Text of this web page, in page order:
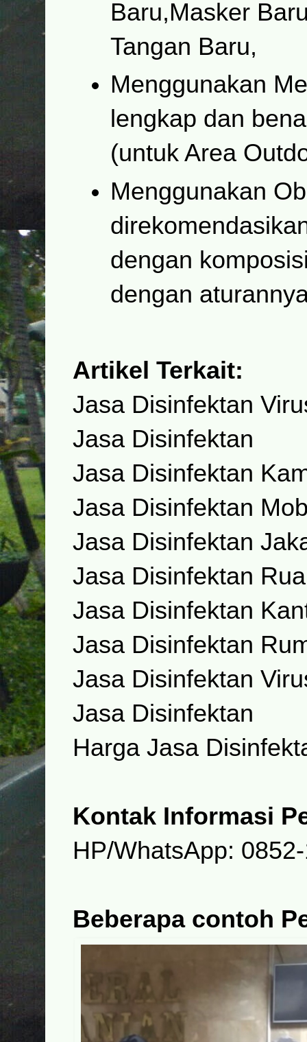
Baru,Masker
Tangan Baru,
Menggunakan
lengkap dan
(untuk Area
Menggunakan
dengan
dengan
Artikel Terkait:
Jasa Disinfektan
Jasa Disinfektan
Jasa Disinfektan
Jasa Disinfektan
Jasa Disinfektan
Jasa Disinfektan
Jasa Disinfektan
Jasa Disinfektan
Jasa Disinfektan
Jasa Disinfektan
Harga Jasa
Kontak Informasi
HP/WhatsApp:
Beberapa contoh